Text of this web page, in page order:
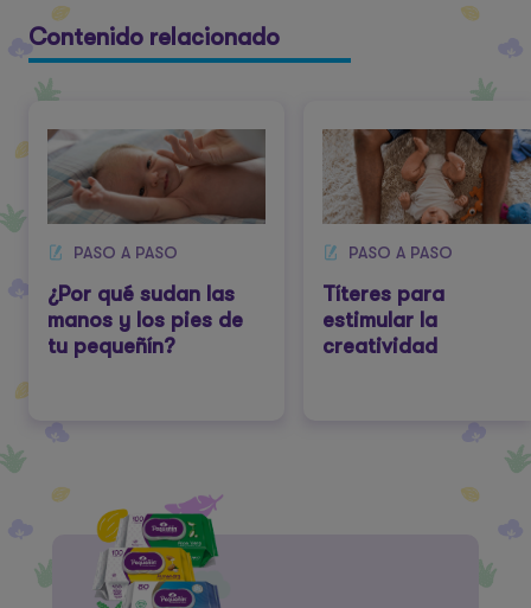
Contenido relacionado
PASO A PASO
¿Por qué sudan las
manos y los pies de
tu pequeñín?
PASO A PASO
Títeres para
estimular la
creatividad